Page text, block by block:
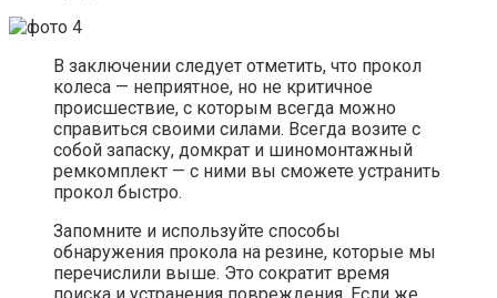
В заключении следует отметить, что прокол
колеса — неприятное, но не критичное
происшествие, с которым всегда можно
справиться своими силами. Всегда возите с
собой запаску, домкрат и шиномонтажный
ремкомплект — с ними вы сможете устранить
прокол быстро.
Запомните и используйте способы
обнаружения прокола на резине, которые мы
перечислили выше. Это сократит время